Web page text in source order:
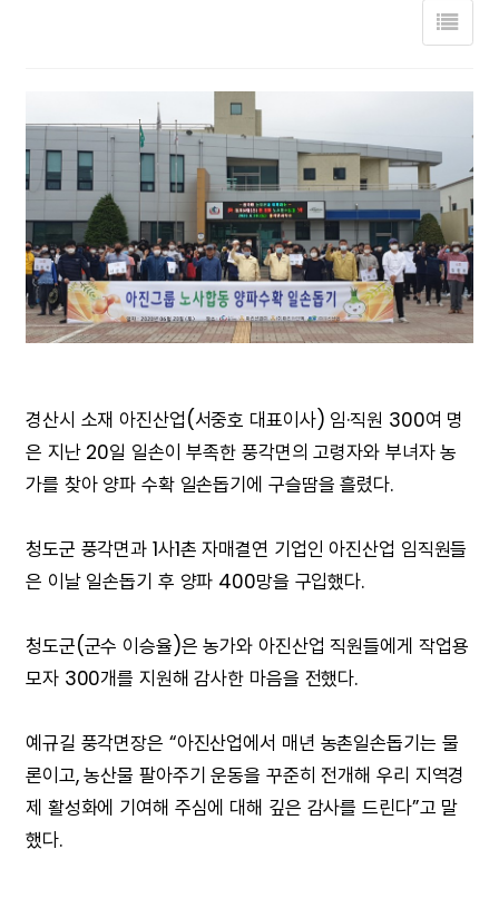
경산시 소재 아진산업(서중호 대표이사) 임·직원 300여 명
은 지난 20일 일손이 부족한 풍각면의 고령자와 부녀자 농
가를 찾아 양파 수확 일손돕기에 구슬땀을 흘렸다.
청도군 풍각면과 1사1촌 자매결연 기업인 아진산업 임직원들
은 이날 일손돕기 후 양파 400망을 구입했다.
청도군(군수 이승율)은 농가와 아진산업 직원들에게 작업용
모자 300개를 지원해 감사한 마음을 전했다.
예규길 풍각면장은 “아진산업에서 매년 농촌일손돕기는 물
론이고, 농산물 팔아주기 운동을 꾸준히 전개해 우리 지역경
제 활성화에 기여해 주심에 대해 깊은 감사를 드린다”고 말
했다.